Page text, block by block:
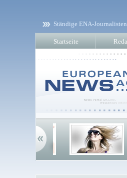
Ständige ENA-Journalisten
Startseite